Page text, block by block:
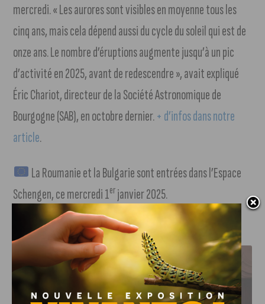
mercredi. « Les aurores sont visibles en moyenne tous les
cinq ans, mais cela dépend aussi du cycle du soleil qui est de
onze ans. Le nombre d’éruptions augmente jusqu’à un pic
d’activité en 2025, avant de redescendre », avait expliqué
Éric Chariot, directeur de la Société Astronomique de
Bourgogne (SAB), en octobre dernier.+ d’infos dans notre
article.
La Roumanie et la Bulgarie sont entrées dans l’Espace
Schengen, ce mercredi 1erjanvier 2025.
J'AIME LE DFCO